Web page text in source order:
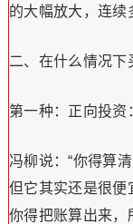
的大幅放大，连续
二、在什么情况下
第一种：正向投资
冯柳说：“你得算
但它其实还是很便
你得把账算出来，